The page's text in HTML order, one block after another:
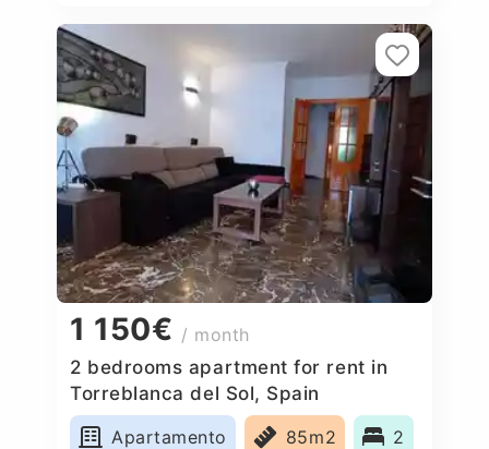
1 150€ / month
2 bedrooms apartment for rent in
Torreblanca del Sol, Spain
Apartamento
85m2 2